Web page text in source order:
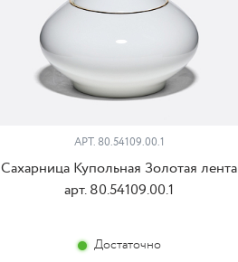
АРТ. 80.54109.00.1
Сахарница Купольная Золотая лента
арт. 80.54109.00.1
Достаточно